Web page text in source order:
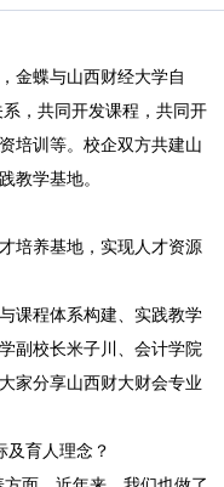
金蝶与山西财经大学自
，共同开发课程，共同开
培训等。校企双方共建山
教学基地。
培养基地，实现人才资源
课程体系构建、实践教学
副校长米子川、会计学院
家分享山西财大财会专业
及育人理念？